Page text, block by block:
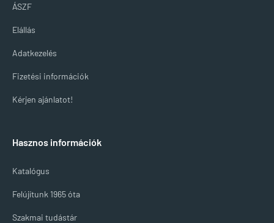
ÁSZF
Elállás
Adatkezelés
Fizetési információk
Kérjen ajánlatot!
Hasznos információk
Katalógus
Felújítunk 1965 óta
Szakmai tudástár